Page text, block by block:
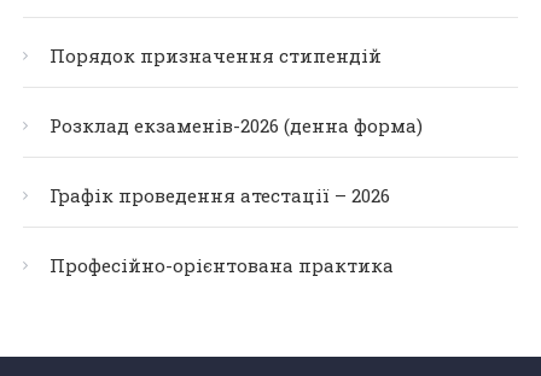
Порядок призначення стипендій
Розклад екзаменів-2026 (денна форма)
Графік проведення атестації – 2026
Професійно-орієнтована практика